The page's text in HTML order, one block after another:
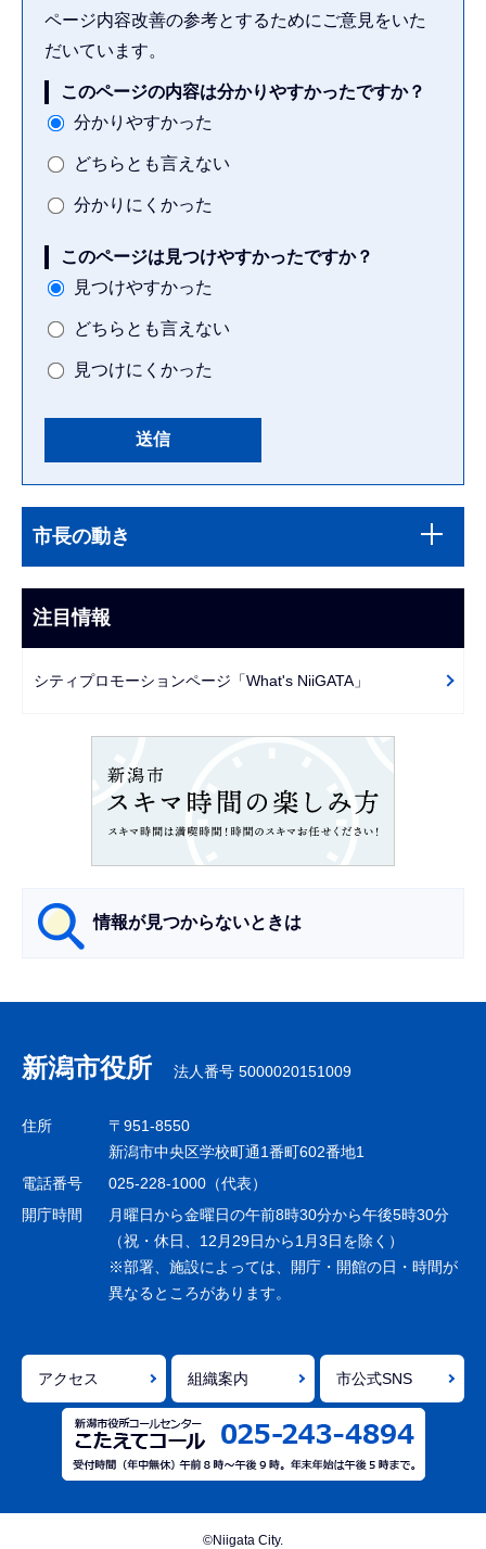
ページ内容改善の参考とするためにご意見をいた
だいています。
このページの内容は分かりやすかったですか？
分かりやすかった
どちらとも言えない
分かりにくかった
このページは見つけやすかったですか？
見つけやすかった
どちらとも言えない
見つけにくかった
文
こ
ま
で
ビ
ー
市長の動き
注目情報
シティプロモーションページ「What's NiiGATA」
情報が見つからないときは
ナ
ビ
ゲ
シ
ョ
で
新潟市役所 法人番号 5000020151009
住所
〒951-8550
新潟市中央区学校町通1番町602番地1
電話番号
025-228-1000（代表）
開庁時間
月曜日から金曜日の午前8時30分から午後5時30分
（祝・休日、12月29日から1月3日を除く）
※部署、施設によっては、開庁・開館の日・時間が
異なるところがあります。
アクセス 組織案内 市公式SNS
©Niigata City.